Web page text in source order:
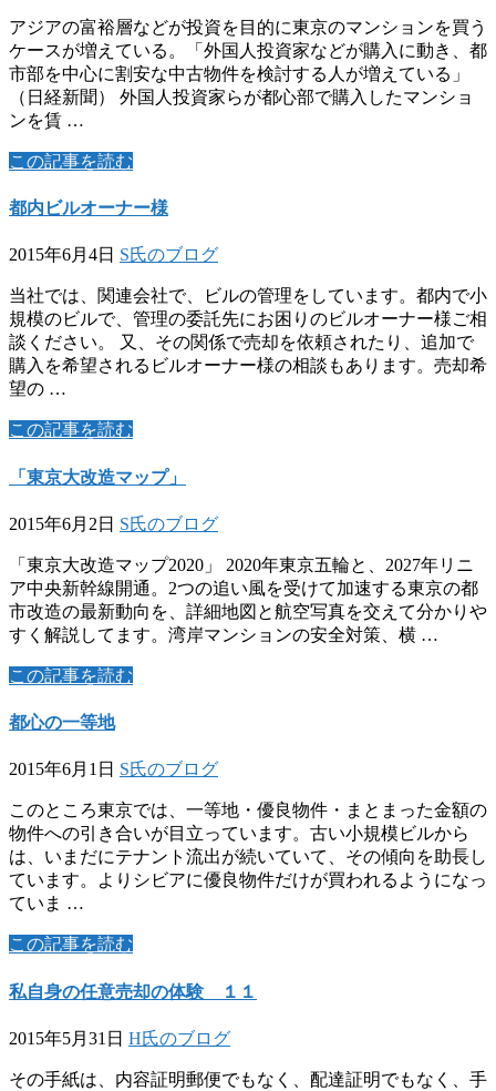
アジアの富裕層などが投資を目的に東京のマンションを買う
ケースが増えている。「外国人投資家などが購入に動き、都
市部を中心に割安な中古物件を検討する人が増えている」
（日経新聞） 外国人投資家らが都心部で購入したマンショ
ンを賃 …
この記事を読む
都内ビルオーナー様
2015年6月4日 S氏のブログ
当社では、関連会社で、ビルの管理をしています。都内で小
規模のビルで、管理の委託先にお困りのビルオーナー様ご相
談ください。 又、その関係で売却を依頼されたり、追加で
購入を希望されるビルオーナー様の相談もあります。売却希
望の …
この記事を読む
「東京大改造マップ」
2015年6月2日 S氏のブログ
「東京大改造マップ2020」 2020年東京五輪と、2027年リニ
ア中央新幹線開通。2つの追い風を受けて加速する東京の都
市改造の最新動向を、詳細地図と航空写真を交えて分かりや
すく解説してます。湾岸マンションの安全対策、横 …
この記事を読む
都心の一等地
2015年6月1日 S氏のブログ
このところ東京では、一等地・優良物件・まとまった金額の
物件への引き合いが目立っています。古い小規模ビルから
は、いまだにテナント流出が続いていて、その傾向を助長し
ています。よりシビアに優良物件だけが買われるようになっ
ていま …
この記事を読む
私自身の任意売却の体験 １１
2015年5月31日 H氏のブログ
その手紙は、内容証明郵便でもなく、配達証明でもなく、手